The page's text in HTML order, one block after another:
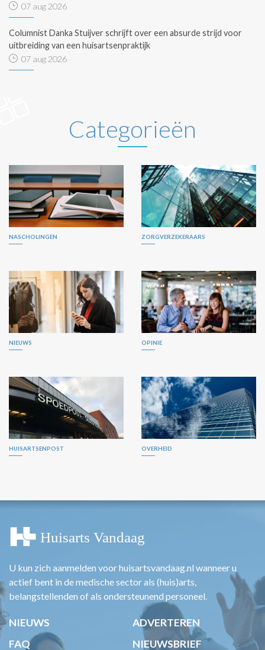
07 aug 2026
Columnist Danka Stuijver schrijft over een absurde strijd voor
uitbreiding van een huisartsenpraktijk
07 aug 2026
Categorieën
NASCHOLINGEN ZORGVERZEKERAARS
NIEUWS OPINIE
HUISARTSENPOST OVERHEID
U kun zich aanmelden voor huisartsvandaag.nl wanneer u
actief bent in de medische sector als (huis)arts,
belangstellenden of als ondersteunend personeel.
NIEUWS
ADVERTEREN
FAQ
NIEUWSBRIEF